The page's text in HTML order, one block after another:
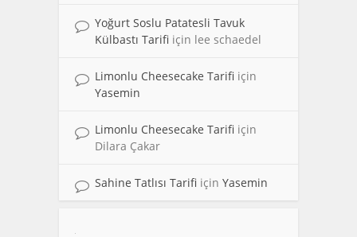
Yoğurt Soslu Patatesli Tavuk
Külbastı Tarifi için lee schaedel
Limonlu Cheesecake Tarifi için
Yasemin
Limonlu Cheesecake Tarifi için
Dilara Çakar
Sahine Tatlısı Tarifi için Yasemin